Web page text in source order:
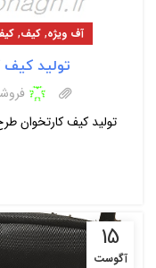
آف ویژه, کیف,
تولید کیف
تولید کیف کارتخوان
15
آگوست